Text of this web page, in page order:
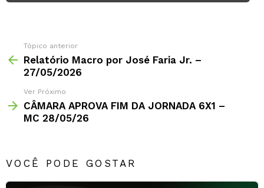
Tópico anterior
Relatório Macro por José Faria Jr. –
27/05/2026
Ver Próximo
CÂMARA APROVA FIM DA JORNADA 6X1 –
MC 28/05/26
VOCÊ PODE GOSTAR